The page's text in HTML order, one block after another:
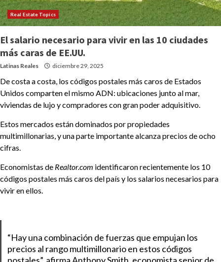
Real Estate Topics
El salario necesario para vivir en las 10 ciudades
más caras de EE.UU.
Latinas Reales diciembre 29, 2025
De costa a costa, los códigos postales más caros de Estados
Unidos comparten el mismo ADN: ubicaciones junto al mar,
viviendas de lujo y compradores con gran poder adquisitivo.
Estos mercados están dominados por propiedades
multimillonarias, y una parte importante alcanza precios de ocho
cifras.
Economistas de Realtor.com identificaron recientemente los 10
códigos postales más caros del país y los salarios necesarios para
vivir en ellos.
“Hay una combinación de fuerzas que empujan los
precios al rango multimillonario en estos códigos